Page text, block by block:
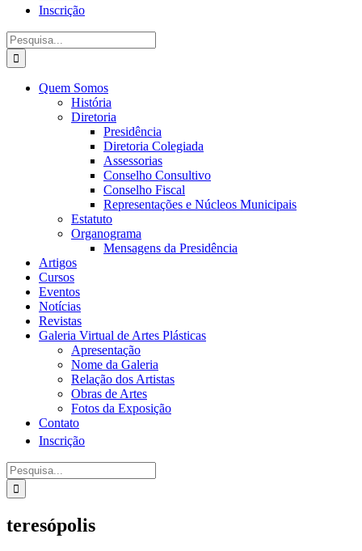
Inscrição
Procurar
por:
Quem Somos
História
Diretoria
Presidência
Diretoria Colegiada
Assessorias
Conselho Consultivo
Conselho Fiscal
Representações e Núcleos Municipais
Estatuto
Organograma
Mensagens da Presidência
Artigos
Cursos
Eventos
Notícias
Revistas
Galeria Virtual de Artes Plásticas
Apresentação
Nome da Galeria
Relação dos Artistas
Obras de Artes
Fotos da Exposição
Contato
Inscrição
Procurar
por:
teresópolis